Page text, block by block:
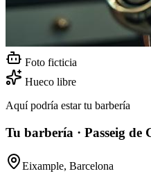
Foto ficticia
Hueco libre
Aquí podría estar tu barbería
Tu barbería · Passeig de
Eixample, Barcelona